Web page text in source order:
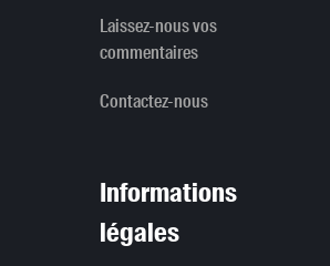
Laissez-nous vos
commentaires
Contactez-nous
Informations
légales